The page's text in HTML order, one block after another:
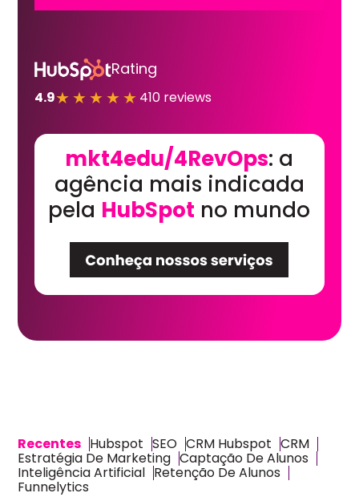
Rating
4.9★★★★★ 410 reviews
mkt4edu/4RevOps: a
agência mais indicada
pela HubSpot no mundo
Recentes Hubspot SEO CRM Hubspot CRM
Estratégia De Marketing Captação De Alunos
Inteligência Artificial Retenção De Alunos
Funnelytics